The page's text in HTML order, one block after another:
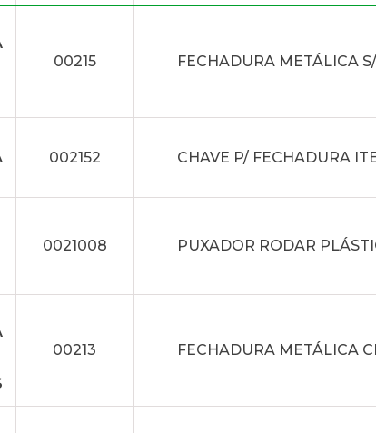
00215 FECHADURA METÁLICA
002152 CHAVE P/ FECHADURA
0021008 PUXADOR RODAR
00213 FECHADURA METÁLICA